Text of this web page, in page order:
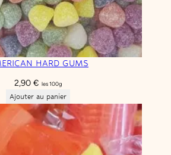
HARD GUMS
2,90 € les 100g
Ajouter au panier